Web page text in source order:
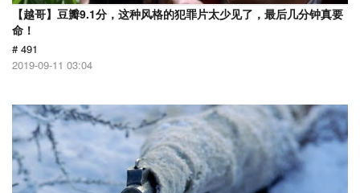
【越哥】豆瓣9.1分，这种风格的犯罪片太少见了，最后几分钟真要
命！
# 491
2019-09-11 03:04